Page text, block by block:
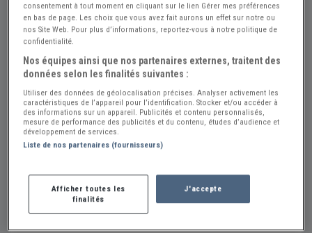
Acheteur Particulier
Seine et Marne (77) - SAINT-FARGEAU-PONTHIERRY
(77310)
Voir sur la carte
Envoyer un email
Je recherche des pièces pour une Humber Hawk mk6 de
consentement à tout moment en cliquant sur le lien Gérer mes préférences
en bas de page. Les choix que vous avez fait aurons un effet sur notre ou
nos Site Web. Pour plus d’informations, reportez-vous à notre politique de
confidentialité.
Nos équipes ainsi que nos partenaires externes, traitent des
données selon les finalités suivantes :
Utiliser des données de géolocalisation précises. Analyser activement les
caractéristiques de l’appareil pour l’identification. Stocker et/ou accéder à
des informations sur un appareil. Publicités et contenu personnalisés,
mesure de performance des publicités et du contenu, études d’audience et
développement de services.
Liste de nos partenaires (fournisseurs)
Afficher toutes les
finalités
J'accepte